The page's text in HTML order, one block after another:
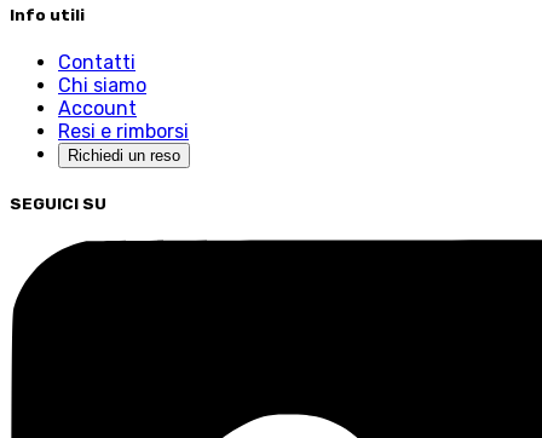
Info utili
Contatti
Chi siamo
Account
Resi e rimborsi
Richiedi un reso
SEGUICI SU